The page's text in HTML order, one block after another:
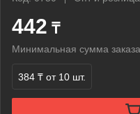
442 ₸
Минимальная сумма
384 ₸ от 10 шт.